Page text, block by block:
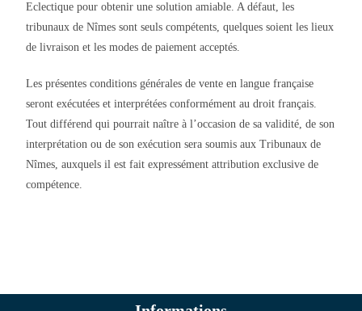
Eclectique pour obtenir une solution amiable. A défaut, les
tribunaux de Nîmes sont seuls compétents, quelques soient les lieux
de livraison et les modes de paiement acceptés.
Les présentes conditions générales de vente en langue française
seront exécutées et interprétées conformément au droit français.
Tout différend qui pourrait naître à l’occasion de sa validité, de son
interprétation ou de son exécution sera soumis aux Tribunaux de
Nîmes, auxquels il est fait expressément attribution exclusive de
compétence.